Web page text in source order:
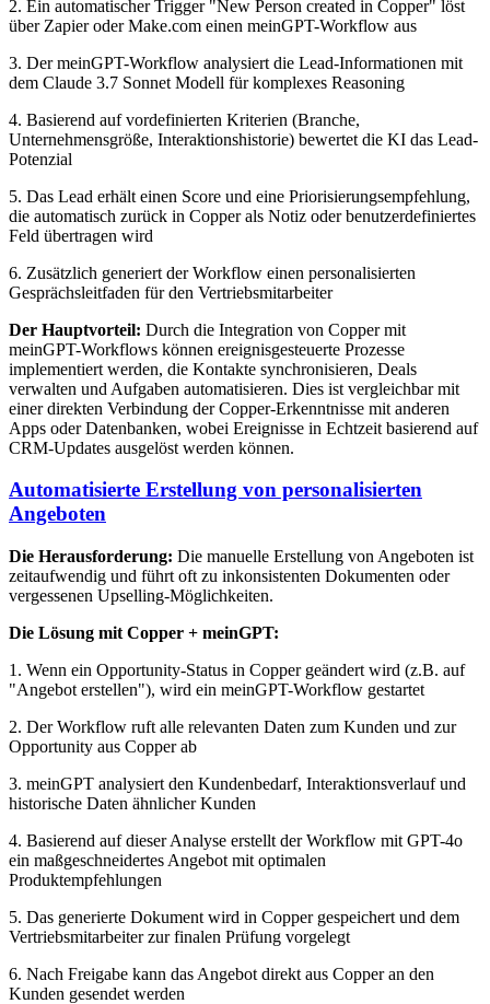
2. Ein automatischer Trigger "New Person created in Copper" löst
über Zapier oder Make.com einen meinGPT-Workflow aus
3. Der meinGPT-Workflow analysiert die Lead-Informationen mit
dem Claude 3.7 Sonnet Modell für komplexes Reasoning
4. Basierend auf vordefinierten Kriterien (Branche,
Unternehmensgröße, Interaktionshistorie) bewertet die KI das Lead-
Potenzial
5. Das Lead erhält einen Score und eine Priorisierungsempfehlung,
die automatisch zurück in Copper als Notiz oder benutzerdefiniertes
Feld übertragen wird
6. Zusätzlich generiert der Workflow einen personalisierten
Gesprächsleitfaden für den Vertriebsmitarbeiter
Der Hauptvorteil: Durch die Integration von Copper mit
meinGPT-Workflows können ereignisgesteuerte Prozesse
implementiert werden, die Kontakte synchronisieren, Deals
verwalten und Aufgaben automatisieren. Dies ist vergleichbar mit
einer direkten Verbindung der Copper-Erkenntnisse mit anderen
Apps oder Datenbanken, wobei Ereignisse in Echtzeit basierend auf
CRM-Updates ausgelöst werden können.
Automatisierte Erstellung von personalisierten
Angeboten
Die Herausforderung: Die manuelle Erstellung von Angeboten ist
zeitaufwendig und führt oft zu inkonsistenten Dokumenten oder
vergessenen Upselling-Möglichkeiten.
Die Lösung mit Copper + meinGPT:
1. Wenn ein Opportunity-Status in Copper geändert wird (z.B. auf
"Angebot erstellen"), wird ein meinGPT-Workflow gestartet
2. Der Workflow ruft alle relevanten Daten zum Kunden und zur
Opportunity aus Copper ab
3. meinGPT analysiert den Kundenbedarf, Interaktionsverlauf und
historische Daten ähnlicher Kunden
4. Basierend auf dieser Analyse erstellt der Workflow mit GPT-4o
ein maßgeschneidertes Angebot mit optimalen
Produktempfehlungen
5. Das generierte Dokument wird in Copper gespeichert und dem
Vertriebsmitarbeiter zur finalen Prüfung vorgelegt
6. Nach Freigabe kann das Angebot direkt aus Copper an den
Kunden gesendet werden